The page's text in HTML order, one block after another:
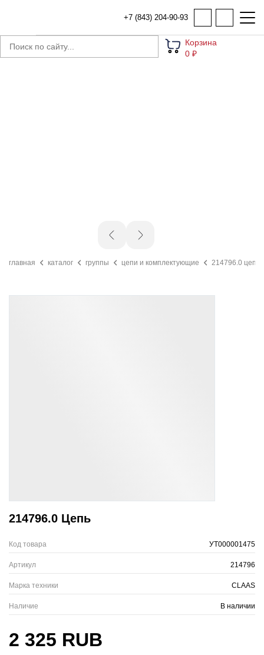
+7 (843) 204-90-93
Корзина
0 ₽
главная каталог группы цепи и комплектующие 214796.0 цепь
214796.0 Цепь
Код товара УТ000001475
Артикул 214796
Марка техники CLAAS
Наличие В наличии
2 325 RUB